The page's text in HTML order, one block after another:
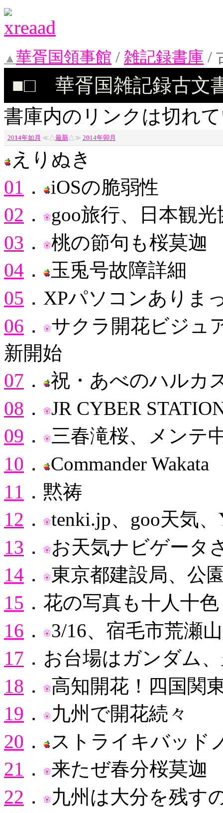
華胥国領事館 / 雑記録書庫 /
華胥国雑記録古文
書庫内のリンクは切れ
2014年如月 最新 2014年卯月
えりぬき
01 ．
iOSの脆弱性
02 ．
goo旅行、日本観
03 ．
桃の節句も桜莫迦
04 ．
玉兎号故障詳細
05 ．XPパソコンありま
06 ．
サクラ開花ビジュ
新開始
07 ．
祝・あべのハルカ
08 ．
JR CYBER
09 ．
三春滝桜、メンテ
10 ．
Commander Wakata
11 ．黙祷
12 ．
tenki.jp、goo天気
13 ．
お天気ナビゲータ
14 ．
東京都建設局、公
15 ．花の写真も十人十色
16 ．
3/16、宿毛市荒瀬
17 ．お台場はガンダム
18 ．
高知開花！四国関
19 ．
九州で開花続々
20 ．
ストライキバッド
21 ．
来たぜ春分桜莫迦
22 ．
九州は大分を残す